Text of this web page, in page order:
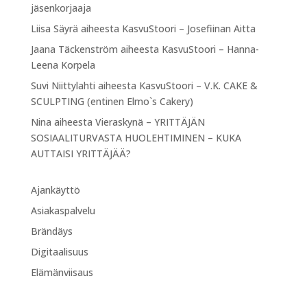
jäsenkorjaaja
Liisa Säyrä aiheesta KasvuStoori – Josefiinan Aitta
Jaana Täckenström aiheesta KasvuStoori – Hanna-
Leena Korpela
Suvi Niittylahti aiheesta KasvuStoori – V.K. CAKE &
SCULPTING (entinen Elmo`s Cakery)
Nina aiheesta Vieraskynä – YRITTÄJÄN
SOSIAALITURVASTA HUOLEHTIMINEN – KUKA
AUTTAISI YRITTÄJÄÄ?
Ajankäyttö
Asiakaspalvelu
Brändäys
Digitaalisuus
Elämänviisaus